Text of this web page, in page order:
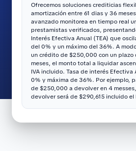
Ofrecemos soluciones crediticias
amortización entre 61 dias y 36
avanzado monitorea en tiempo real
prestamistas verificados,
Interés Efectiva Anual (TEA) que
del 0% y un máximo del 36%. A
un crédito de $250,000 con un plazo
meses, el monto total a liquidar
IVA incluido. Tasa de interés Efectiva
0% y máxima de 36%. Por ejemplo,
de $250,000 a devolver en 4
devolver será de $290,615 incluido el